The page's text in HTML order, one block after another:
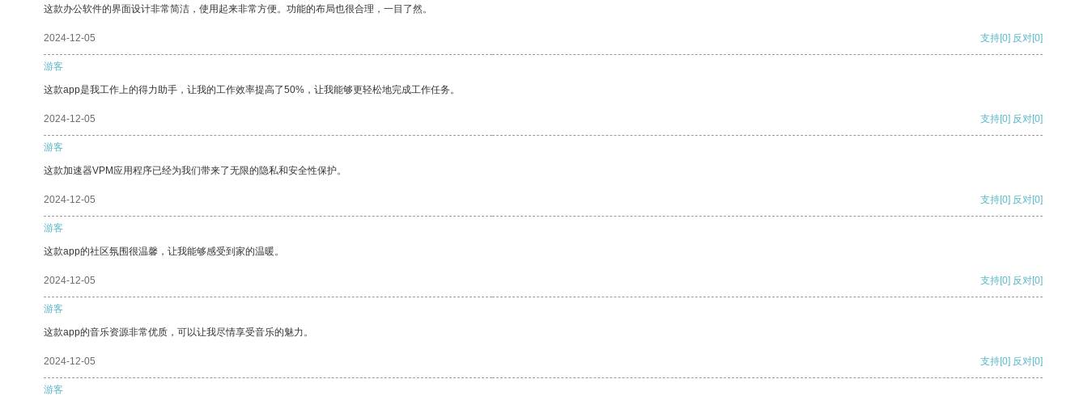
这款办公软件的界面设计非常简洁，使用起来非常方便。功能的布局也很合理，一目了然。
2024-12-05 支持[0] 反对[0]
游客
这款app是我工作上的得力助手，让我的工作效率提高了50%，让我能够更轻松地完成工作任务。
2024-12-05 支持[0] 反对[0]
游客
这款加速器VPM应用程序已经为我们带来了无限的隐私和安全性保护。
2024-12-05 支持[0] 反对[0]
游客
这款app的社区氛围很温馨，让我能够感受到家的温暖。
2024-12-05 支持[0] 反对[0]
游客
这款app的音乐资源非常优质，可以让我尽情享受音乐的魅力。
2024-12-05 支持[0] 反对[0]
游客